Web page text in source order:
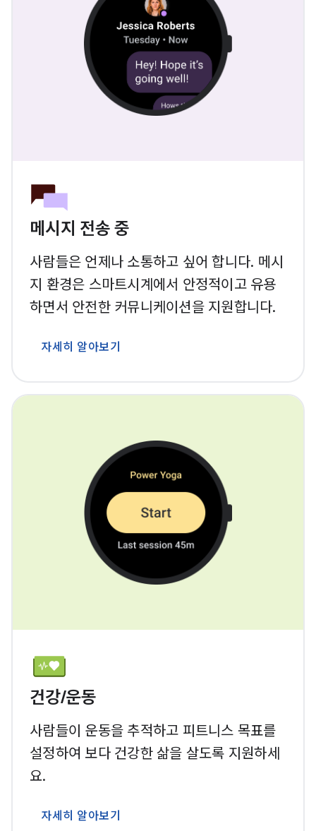
메시지 전송 중
사람들은 언제나 소통하고 싶어 합니다. 메시
지 환경은 스마트시계에서 안정적이고 유용
하면서 안전한 커뮤니케이션을 지원합니다.
자세히 알아보기
건강/운동
사람들이 운동을 추적하고 피트니스 목표를
설정하여 보다 건강한 삶을 살도록 지원하세
요.
자세히 알아보기